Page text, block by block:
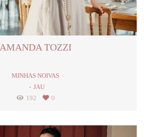
AMANDA TOZZI
MINHAS NOIVAS
JAU
192
0